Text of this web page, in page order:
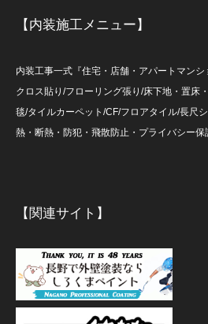
【内装施工メニュー】
内装工事一式『住宅・店舗・アパートマン
クロス貼り/フローリング張り/床下地・置床
毯/タイルカーペット/CF/フロアタイル/長尺
熱・断熱・防犯・飛散防止・プライバシー
【関連サイト】